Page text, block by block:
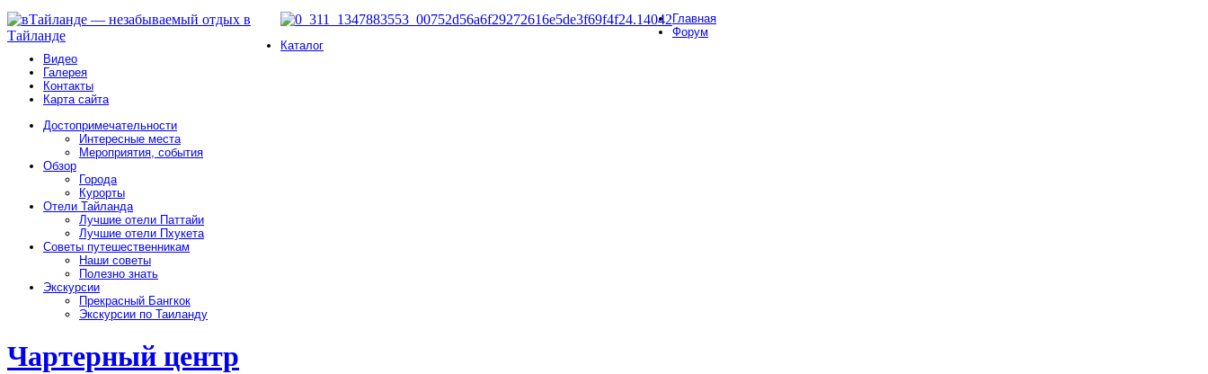
Главная
Форум
Каталог
Видео
Галерея
Контакты
Карта сайта
Достопримечательности
Интересные места
Мероприятия, события
Обзор
Города
Курорты
Отели Тайланда
Лучшие отели Паттайи
Лучшие отели Пхукета
Советы путешественникам
Наши советы
Полезно знать
Экскурсии
Прекрасный Бангкок
Экскурсии по Таиланду
Чартерный центр